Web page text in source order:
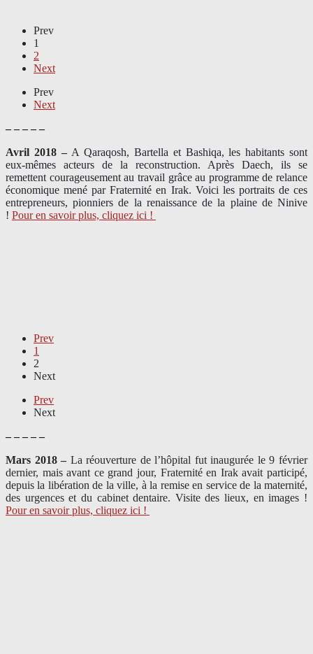
Prev
1
2
Next
Prev
Next
– – – – –
Avril 2018 – A Qaraqosh, Bartella et Bashiqa, les habitants sont
eux-mêmes acteurs de la reconstruction. Après Daech, ils se
remettent courageusement au travail grâce au programme de relance
économique mené par Fraternité en Irak. Voici les portraits de ces
entrepreneurs, pionniers de la renaissance de la plaine de Ninive
! Pour en savoir plus, cliquez ici !
Prev
1
2
Next
Prev
Next
– – – – –
Mars 2018 – La réouverture de l’hôpital fut inaugurée le 9 février
dernier, mais avant ce grand jour, Fraternité en Irak avait participé,
depuis la libération de la ville, à la remise en service de la maternité,
des urgences et du cabinet dentaire. Visite des lieux, en images !
Pour en savoir plus, cliquez ici !